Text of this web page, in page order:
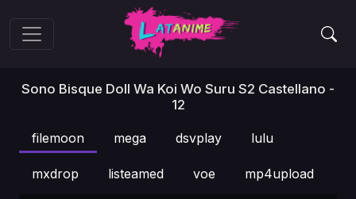
Sono Bisque Doll Wa Koi Wo Suru S2 Castellano -
12
filemoon mega dsvplay lulu
mxdrop listeamed voe mp4upload